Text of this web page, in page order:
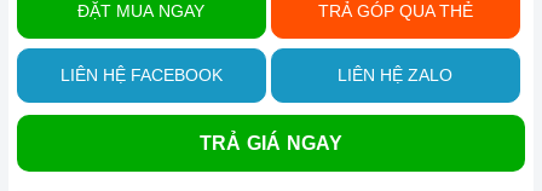
ĐẶT MUA NGAY TRẢ GÓP QUA THẺ
LIÊN HỆ FACEBOOK LIÊN HỆ ZALO
TRẢ GIÁ NGAY